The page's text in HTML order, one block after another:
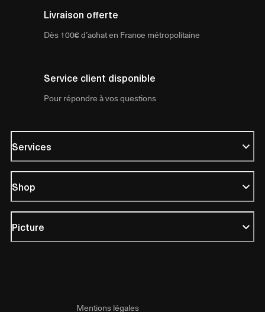
Livraison offerte
Dès 100€ d’achat en France métropolitaine
Service client disponible
Pour répondre à vos questions
Services
Shop
Picture
Mentions légales